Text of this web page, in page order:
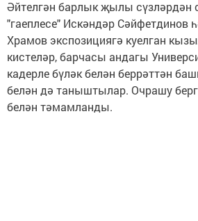
Әйтелгән барлык җылы сүзләрдән
"гаеплесе" Искәндәр Сәйфетдинов
Храмов экспозициягә куелган
кистеләр, барчасы андагы
кадерле бүләк белән беррәттән
белән дә таныштылар. Очрашу
белән тәмамланды.